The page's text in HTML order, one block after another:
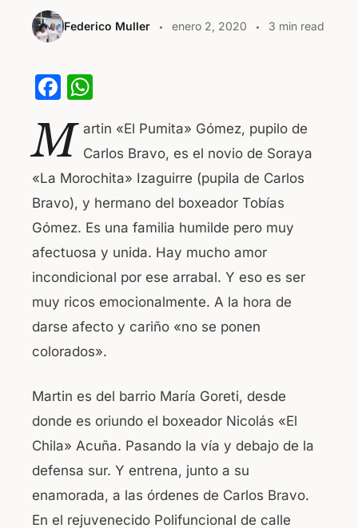
Federico Muller enero 2, 2020 3 min read
F
c
e
b
o
o
k
at
s
A
p
p
M artin «El Pumita» Gómez, pupilo de
Carlos Bravo, es el novio de Soraya
«La Morochita» Izaguirre (pupila de Carlos
Bravo), y hermano del boxeador Tobías
Gómez. Es una familia humilde pero muy
afectuosa y unida. Hay mucho amor
incondicional por ese arrabal. Y eso es ser
muy ricos emocionalmente. A la hora de
darse afecto y cariño «no se ponen
colorados».
Martin es del barrio María Goreti, desde
donde es oriundo el boxeador Nicolás «El
Chila» Acuña. Pasando la vía y debajo de la
defensa sur. Y entrena, junto a su
enamorada, a las órdenes de Carlos Bravo.
En el rejuvenecido Polifuncional de calle